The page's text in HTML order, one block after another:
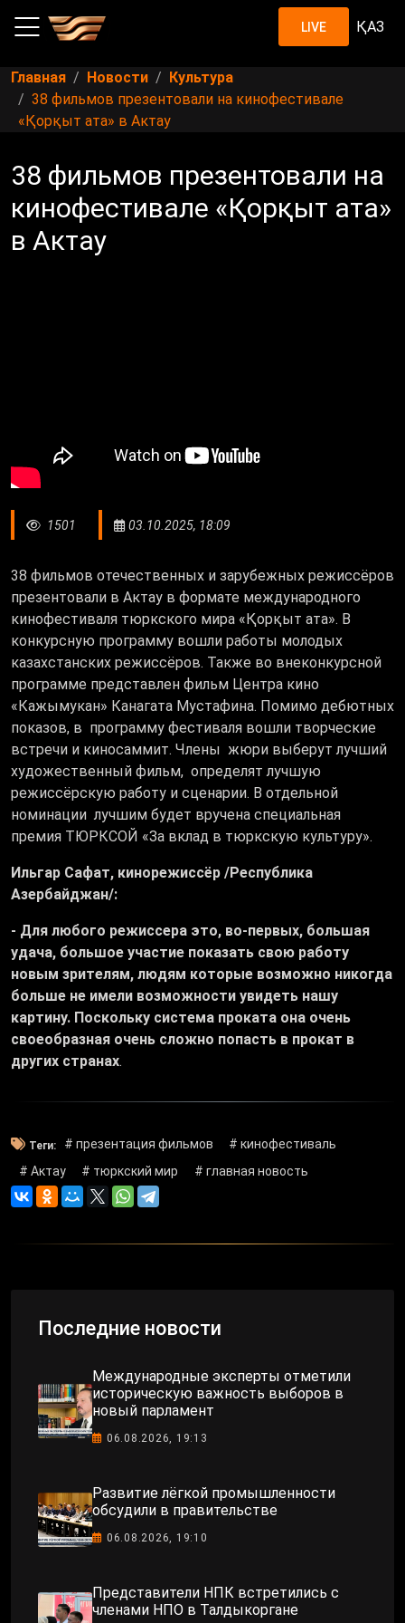
LIVE ҚАЗ
Главная Новости
Культура
38 фильмов презентовали на кинофестивале
«Қорқыт ата» в Актау
38 фильмов презентовали на
кинофестивале «Қорқыт ата»
в Актау
1501 03.10.2025, 18:09
38 фильмов отечественных и зарубежных режиссёров
презентовали в Актау в формате международного
кинофестиваля тюркского мира «Қорқыт ата». В
конкурсную программу вошли работы молодых
казахстанских режиссёров. Также во внеконкурсной
программе представлен фильм Центра кино
«Кажымукан» Канагата Мустафина. Помимо дебютных
показов, в программу фестиваля вошли творческие
встречи и киносаммит. Члены жюри выберут лучший
художественный фильм, определят лучшую
режиссёрскую работу и сценарии. В отдельной
номинации лучшим будет вручена специальная
премия ТЮРКСОЙ «За вклад в тюркскую культуру».
Ильгар Сафат, кинорежиссёр /Республика
Азербайджан/:
- Для любого режиссера это, во-первых, большая
удача, большое участие показать свою работу
новым зрителям, людям которые возможно никогда
больше не имели возможности увидеть нашу
картину. Поскольку система проката она очень
своеобразная очень сложно попасть в прокат в
других странах.
Теги: # презентация фильмов
# кинофестиваль
# Актау
# тюркский мир # главная новость
Последние новости
Международные эксперты отметили
историческую важность выборов в
новый парламент
06.08.2026, 19:13
Развитие лёгкой промышленности
обсудили в правительстве
06.08.2026, 19:10
Представители НПК встретились с
членами НПО в Талдыкоргане